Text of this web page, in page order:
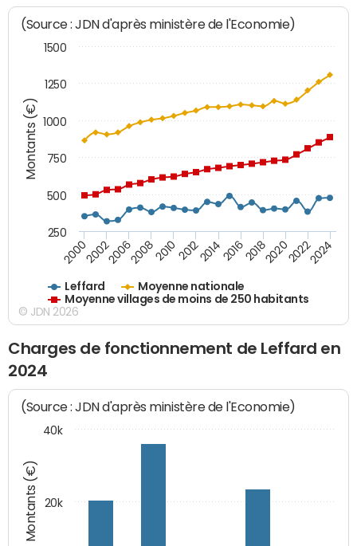
Montants (€)
(Source : JDN d'après ministère de l'Economie)
Leffard
Moyenne nationale
Moyenne villages de moins de 250 habitants
200020022006200820102012201420162018202020222024
250
500
750
1000
1250
1500
© JDN 2026
Charges de fonctionnement de Leffard en
2024
Montants (€)
(Source : JDN d'après ministère de l'Economie)
20k
40k